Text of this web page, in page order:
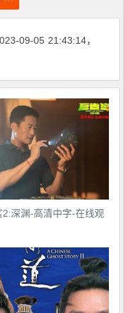
09-05 21:43:14，
2:深渊-高清中字-在线观